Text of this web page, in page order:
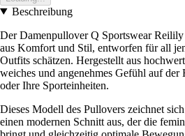
Beschreibung
Der Damenpullover Q Sportswear
aus Komfort und Stil, entworfen für all
Outfits schätzen. Hergestellt aus
weiches und angenehmes Gefühl auf
oder Ihre Sporteinheiten.
Dieses Modell des Pullovers zeichnet
einen modernen Schnitt aus, der die